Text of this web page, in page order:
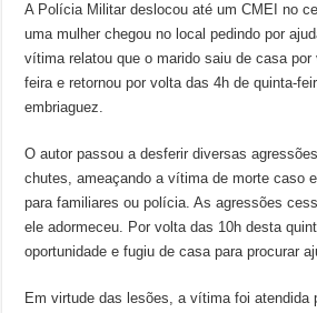
A Polícia Militar deslocou até um CMEI no
uma mulher chegou no local pedindo por
vítima relatou que o marido saiu de casa
feira e retornou por volta das 4h de quinta-
embriaguez.
O autor passou a desferir diversas
chutes, ameaçando a vítima de morte caso
para familiares ou polícia. As agressões
ele adormeceu. Por volta das 10h desta
oportunidade e fugiu de casa para procurar
Em virtude das lesões, a vítima foi atendida